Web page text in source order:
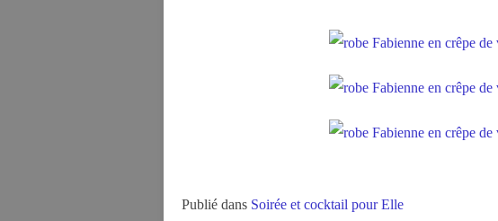
Publié dans Soirée et cocktail pour Elle